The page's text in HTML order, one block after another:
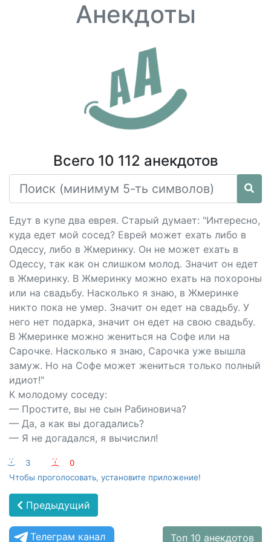
Анекдоты
Всего 10 112 анекдотов
Едут в купе два еврея. Старый думает: "Интересно,
куда едет мой сосед? Еврей может ехать либо в
Одессу, либо в Жмеринку. Он не может ехать в
Одессу, так как он слишком молод. Значит он едет
в Жмеринку. В Жмеринку можно ехать на похороны
или на свадьбу. Насколько я знаю, в Жмеринке
никто пока не умер. Значит он едет на свадьбу. У
него нет подарка, значит он едет на свою свадьбу.
В Жмеринке можно жениться на Софе или на
Сарочке. Насколько я знаю, Сарочка уже вышла
замуж. Но на Софе может жениться только полный
идиот!"
К молодому соседу:
— Простите, вы не сын Рабиновича?
— Да, а как вы догадались?
— Я не догадался, я вычислил!
:-) 3 :-(
0
Чтобы проголосовать, установите приложение!
Предыдущий
Телеграм канал Топ 10 анекдотов